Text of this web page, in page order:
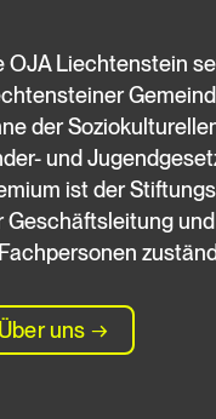
OJA Liechtenstein
der
und
ist der
Geschäftsleitung
Über uns